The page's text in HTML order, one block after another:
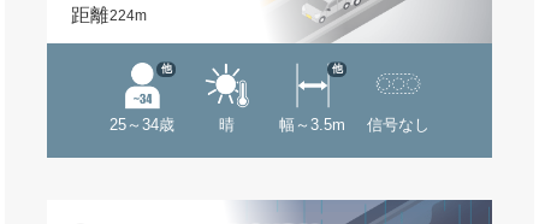
距離224m
25～34歳
他
晴 幅～3.5m
他
信号なし